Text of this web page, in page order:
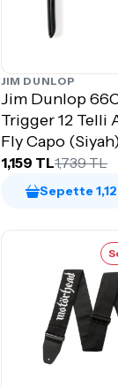
JIM DUNLOP
Jim Dunlop
Trigger 12 Telli
Fly Capo
1,159 TL1,739 TL
Sepette